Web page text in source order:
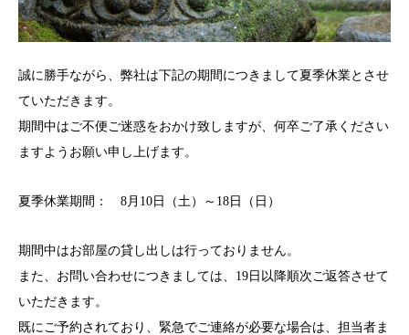
誠に勝手ながら、弊社は下記の期間につきまして夏季休業とさせ
ていただきます。
期間中はご不便ご迷惑をおかけ致しますが、何卒ご了承ください
ますようお願い申し上げます。
夏季休業期間： 8月10日（土）～18日（日）
期間中はお部屋の貸し出しは行っておりません。
また、お問い合わせにつきましては、19日以降順次ご返答させて
いただきます。
既にご予約されており、緊急でご連絡が必要な場合は、担当者ま